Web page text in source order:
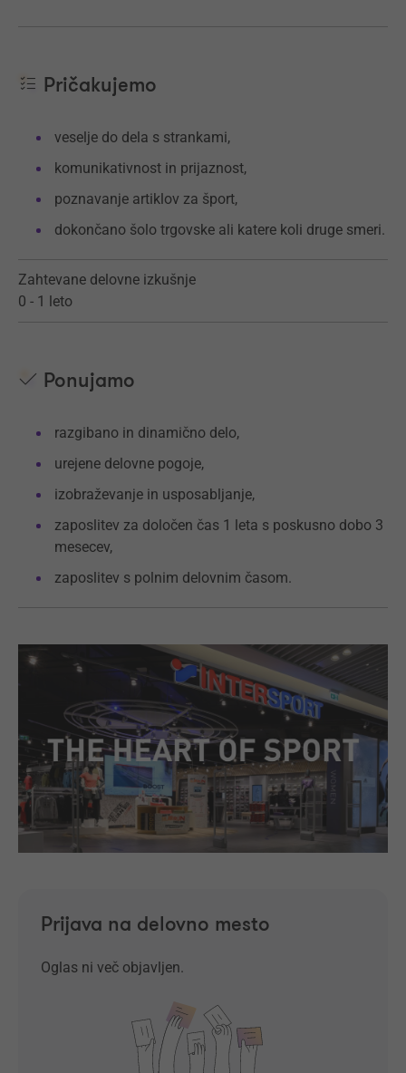
Pričakujemo
veselje do dela s strankami,
komunikativnost in prijaznost,
poznavanje artiklov za šport,
dokončano šolo trgovske ali katere koli druge smeri.
Zahtevane delovne izkušnje
0 - 1 leto
Ponujamo
razgibano in dinamično delo,
urejene delovne pogoje,
izobraževanje in usposabljanje,
zaposlitev za določen čas 1 leta s poskusno dobo 3
mesecev,
zaposlitev s polnim delovnim časom.
Prijava na delovno mesto
Oglas ni več objavljen.